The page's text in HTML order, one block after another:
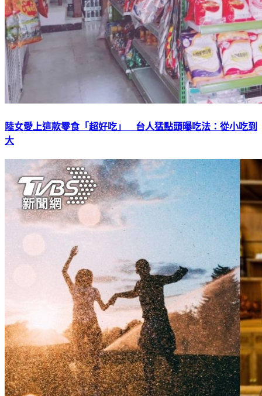
陸女愛上這款零食「超好吃」 台人猛點頭曝吃法：從小吃到
大